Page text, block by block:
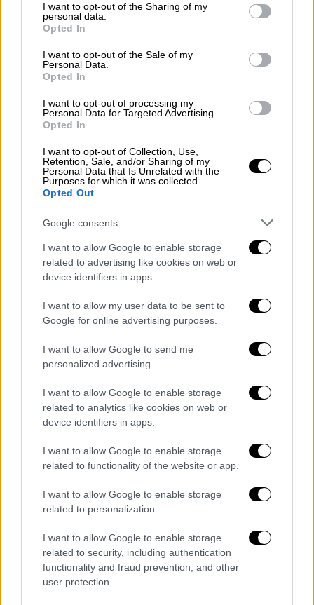
not limited to your visit or usage behaviour. You may click to
grant or deny consent to Google and its third-party tags to
use your data for below specified purposes in below Google
consent section.
I want to opt-out of the Sharing of my
personal data.
Opted In
I want to opt-out of the Sale of my
Personal Data.
Opted In
I want to opt-out of processing my
Personal Data for Targeted Advertising.
Opted In
I want to opt-out of Collection, Use,
Retention, Sale, and/or Sharing of my
Personal Data that Is Unrelated with the
Purposes for which it was collected.
Opted Out
Google consents
I want to allow Google to enable storage
related to advertising like cookies on web or
device identifiers in apps.
I want to allow my user data to be sent to
Google for online advertising purposes.
I want to allow Google to send me
personalized advertising.
I want to allow Google to enable storage
related to analytics like cookies on web or
device identifiers in apps.
I want to allow Google to enable storage
related to functionality of the website or app.
I want to allow Google to enable storage
related to personalization.
I want to allow Google to enable storage
related to security, including authentication
functionality and fraud prevention, and other
user protection.
νότια πόλη 290.000 κατοίκων, απέρριψαν το
Σάββατο τα σχέδια για μια νέα ψευδο-
δημοκρατία».
Εν τω μεταξύ, ο ρωσικός στρατός δηλώνει
κατεχόμενη νοτιοανατολική ουκρανική πόλη
Μελιτόπολη μετά την υποτιθέμενη απαγωγή
του δημάρχου Ιβάν Φεντόροφ το απόγευμα
της Παρασκευής.
ΝΑΤΟ: Η Ρωσία ίσως χρησιμοποιήσει
χημικά όπλα
Από την πλευρά του, ο γενικός γραμματέας
του ΝΑΤΟΓενς Στόλτενμπεργκδήλωσε ότι η
Ρωσία μπορεί να χρησιμοποιήσει χημικά
όπλα μετά την εισβολή της στην Ουκρανία
και ότι μια τέτοια κίνηση θα αποτελούσε
Το Reuters αναφέρει ότι ο Στόλτενμπεργκ
δήλωσε στη γερμανική εφημερίδα
Welt am
Sonntag ότι το Κρεμλίνοεφευρίσκει
ψευδείς προφάσεις για να δικαιολογήσει την
τελευταίες ημέρες ακούσαμε παράλογους
βιολογικών όπλων. Τώρα που έχουν
διατυπωθεί αυτοί οι ψευδείς ισχυρισμοί,
πρέπει να παραμείνουμε σε επαγρύπνηση,
διότι είναι πιθανό η ίδια η Ρωσία να
σχεδιάζει επιχειρήσεις χημικών όπλων στο
πλαίσιο αυτής της επινόησης ψεύδους. Αυτό